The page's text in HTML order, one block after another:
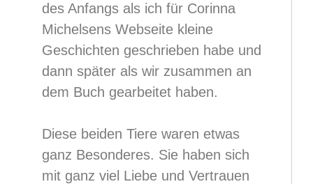
des Anfangs als ich für Corinna
Michelsens Webseite kleine
Geschichten geschrieben habe und
dann später als wir zusammen an
dem Buch gearbeitet haben.
Diese beiden Tiere waren etwas
ganz Besonderes. Sie haben sich
mit ganz viel Liebe und Vertrauen